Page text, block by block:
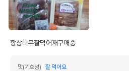
항상너무잘먹어재구매중
맛(기호성)
잘 먹어요